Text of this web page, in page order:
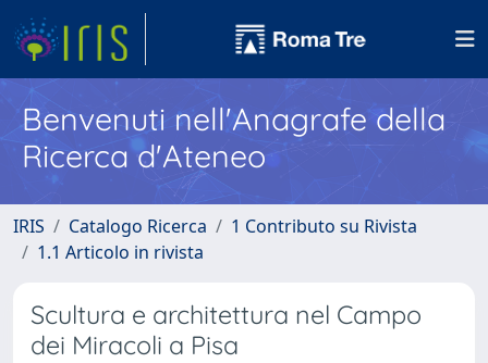
Benvenuti nell'Anagrafe della
Ricerca d'Ateneo
IRIS Catalogo Ricerca
1 Contributo su Rivista
1.1 Articolo in rivista
Scultura e architettura nel Campo
dei Miracoli a Pisa